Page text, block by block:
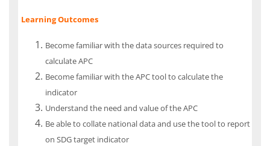
Learning Outcomes
Become familiar with the data sources required to
calculate APC
Become familiar with the APC tool to calculate the
indicator
Understand the need and value of the APC
Be able to collate national data and use the tool to report
on SDG target indicator